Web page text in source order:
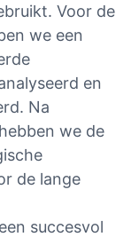
Voor de
we een
en
Na
we de
de lange
succesvol